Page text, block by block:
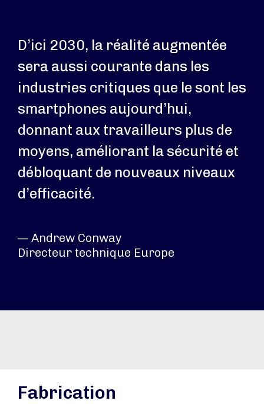
D’ici 2030, la réalité augmentée
sera aussi courante dans les
industries critiques que le sont les
smartphones aujourd’hui,
donnant aux travailleurs plus de
moyens, améliorant la sécurité et
débloquant de nouveaux niveaux
d’efficacité.
— Andrew Conway
Directeur technique Europe
Fabrication